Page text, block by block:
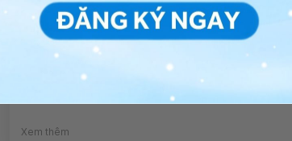
Công dụng thuốc Osafovir
Xem thêm